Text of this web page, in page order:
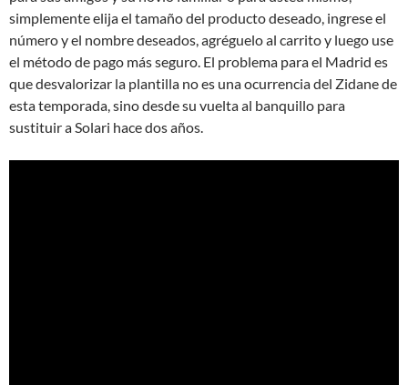
simplemente elija el tamaño del producto deseado, ingrese el
número y el nombre deseados, agréguelo al carrito y luego use
el método de pago más seguro. El problema para el Madrid es
que desvalorizar la plantilla no es una ocurrencia del Zidane de
esta temporada, sino desde su vuelta al banquillo para
sustituir a Solari hace dos años.